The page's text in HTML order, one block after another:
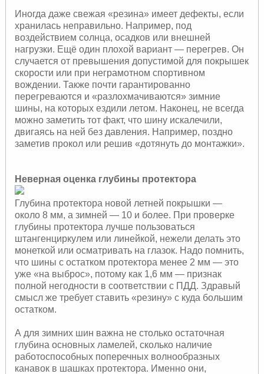
Иногда даже свежая «резина» имеет дефекты, если
хранилась неправильно. Например, под
воздействием солнца, осадков или внешней
нагрузки. Ещё один плохой вариант — перегрев. Он
случается от превышения допустимой для покрышек
скорости или при неграмотном спортивном
вождении. Также почти гарантированно
перегреваются и «разлохмачиваются» зимние
шины, на которых ездили летом. Наконец, не всегда
можно заметить тот факт, что шину искалечили,
двигаясь на ней без давления. Например, поздно
заметив прокол или решив «дотянуть до монтажки».
Неверная оценка глубины протектора
Глубина протектора новой летней покрышки —
около 8 мм, а зимней — 10 и более. При проверке
глубины протектора лучше пользоваться
штангенциркулем или линейкой, нежели делать это
монеткой или осматривать на глазок. Надо помнить,
что шины с остатком протектора менее 2 мм — это
уже «на выброс», потому как 1,6 мм — признак
полной негодности в соответствии с ПДД. Здравый
смысл же требует ставить «резину» с куда большим
остатком.
А для зимних шин важна не столько остаточная
глубина основных ламелей, сколько наличие
работоспособных поперечных волнообразных
канавок в шашках протектора. Именно они,